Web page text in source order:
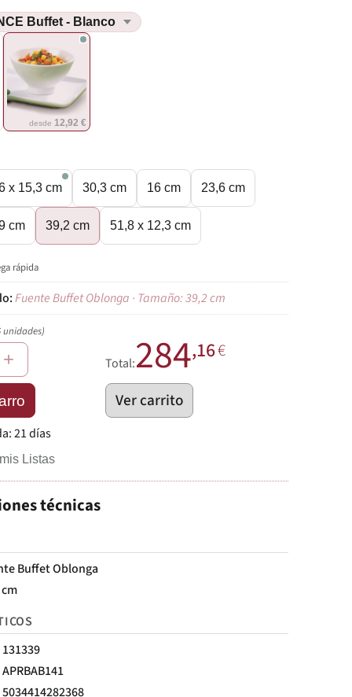
desde 12,92 €
x 15,3 cm 30,3 cm 16 cm 23,6 cm
cm 39,2 cm 51,8 x 12,3 cm
rápida
Fuente Buffet Oblonga · Tamaño: 39,2 cm
+ Total:284,16€
Ver carrito
21 días
Listas
técnicas
Buffet Oblonga
131339
APRBAB141
5034414282368